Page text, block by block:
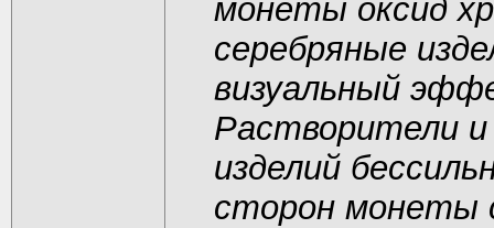
монеты оксид
серебряные
визуальный
Растворители
изделий
сторон монеты